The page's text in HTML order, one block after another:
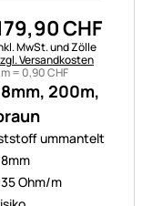
200m,
ummantelt
Ohm/m
,90CHF
MwSt. und Zölle
Versandkosten
m = 0,90CHF